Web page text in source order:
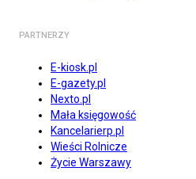
PARTNERZY
E-kiosk.pl
E-gazety.pl
Nexto.pl
Mała księgowość
Kancelarierp.pl
Wieści Rolnicze
Życie Warszawy